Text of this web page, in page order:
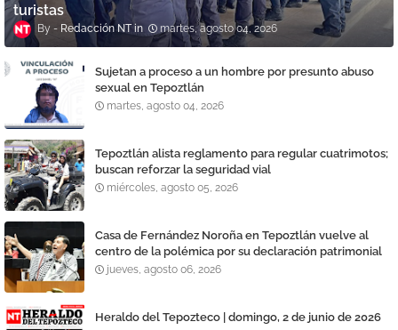
turistas
Redacción NT martes, agosto 04, 2026
Sujetan a proceso a un hombre por presunto abuso
sexual en Tepoztlán
martes, agosto 04, 2026
Tepoztlán alista reglamento para regular cuatrimotos;
buscan reforzar la seguridad vial
miércoles, agosto 05, 2026
Casa de Fernández Noroña en Tepoztlán vuelve al
centro de la polémica por su declaración patrimonial
jueves, agosto 06, 2026
Heraldo del Tepozteco | domingo, 2 de junio de 2026